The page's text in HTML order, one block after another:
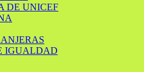
DE UNICEF
IGUALDAD